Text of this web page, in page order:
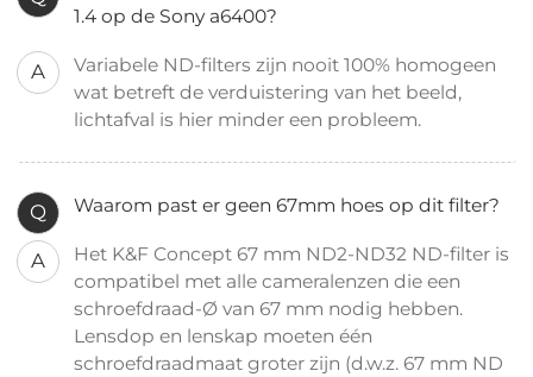
1.4 op de Sony a6400?
A
Variabele ND-filters zijn nooit 100% homogeen
wat betreft de verduistering van het beeld,
lichtafval is hier minder een probleem.
Q Waarom past er geen 67mm hoes op dit filter?
A
Het K&F Concept 67 mm ND2-ND32 ND-filter is
compatibel met alle cameralenzen die een
schroefdraad-Ø van 67 mm nodig hebben.
Lensdop en lenskap moeten één
schroefdraadmaat groter zijn (d.w.z. 67 mm ND